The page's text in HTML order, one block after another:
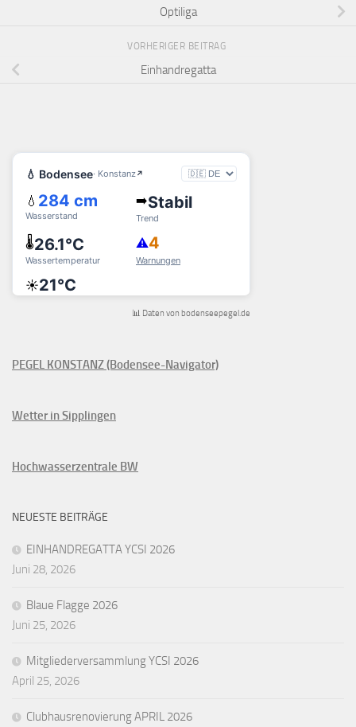
Optiliga
VORHERIGER BEITRAG
Einhandregatta
📊 Daten von bodenseepegel.de
PEGEL KONSTANZ (Bodensee-Navigator)
Wetter in Sipplingen
Hochwasserzentrale BW
NEUESTE BEITRÄGE
EINHANDREGATTA YCSI 2026
Juni 28, 2026
Blaue Flagge 2026
Juni 25, 2026
Mitgliederversammlung YCSI 2026
April 25, 2026
Clubhausrenovierung APRIL 2026